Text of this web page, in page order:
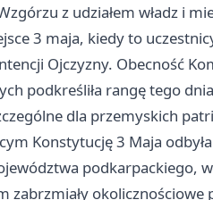
z udziałem władz i
3 maja, kiedy to
Ojczyzny. Obecność
podkreśliła rangę tego
dla przemyskich
Konstytucję 3 Maja
podkarpackiego,
zabrzmiały